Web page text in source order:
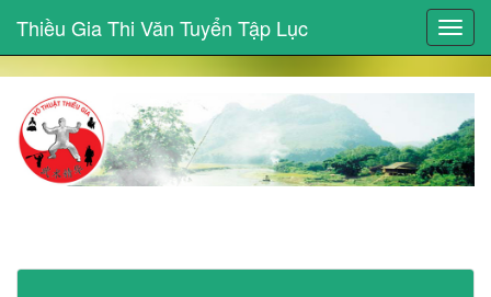
Thiều Gia Thi Văn Tuyển Tập Lục